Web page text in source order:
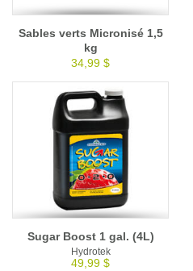
Sables verts Micronisé 1,5
kg
34,99 $
Sugar Boost 1 gal. (4L)
Hydrotek
49,99 $